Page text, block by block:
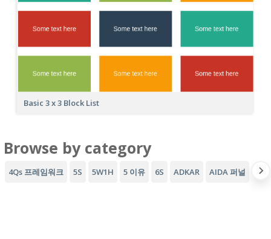
Basic 3 x 3 Block List
Browse by category
4Qs 프레임워크 5S 5W1H 5 이유 6S ADKAR AIDA 퍼널